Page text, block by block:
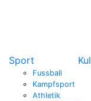
Sport
Fussball
Kampfsport
Athletik